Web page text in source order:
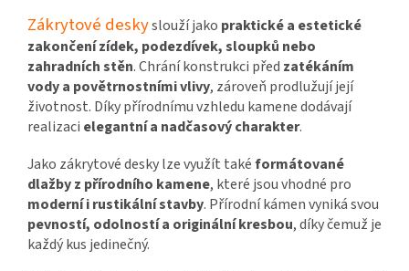
Zákrytové deskyslouží jako praktické a estetické
zakončení zídek, podezdívek, sloupků nebo
zahradních stěn. Chrání konstrukci před zatékáním
vody a povětrnostními vlivy, zároveň prodlužují její
životnost. Díky přírodnímu vzhledu kamene dodávají
realizaci elegantní a nadčasový charakter.
Jako zákrytové desky lze využít takéformátované
dlažby z přírodního kamene, které jsou vhodné pro
moderní i rustikální stavby. Přírodní kámen vyniká svou
pevností, odolností a originální kresbou, díky čemuž je
každý kus jedinečný.